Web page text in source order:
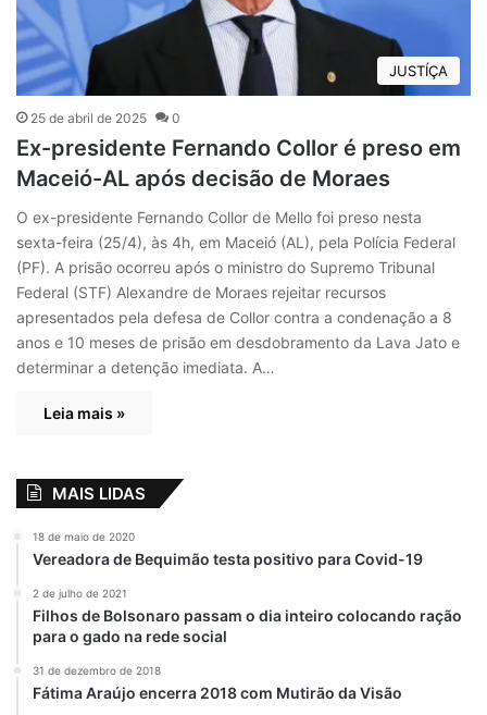
JUSTÍÇA
25 de abril de 2025 0
Ex-presidente Fernando Collor é preso em
Maceió-AL após decisão de Moraes
O ex-presidente Fernando Collor de Mello foi preso nesta
sexta-feira (25/4), às 4h, em Maceió (AL), pela Polícia Federal
(PF). A prisão ocorreu após o ministro do Supremo Tribunal
Federal (STF) Alexandre de Moraes rejeitar recursos
apresentados pela defesa de Collor contra a condenação a 8
anos e 10 meses de prisão em desdobramento da Lava Jato e
determinar a detenção imediata. A…
Leia mais »
MAIS LIDAS
18 de maio de 2020
Vereadora de Bequimão testa positivo para Covid-19
2 de julho de 2021
Filhos de Bolsonaro passam o dia inteiro colocando ração
para o gado na rede social
31 de dezembro de 2018
Fátima Araújo encerra 2018 com Mutirão da Visão